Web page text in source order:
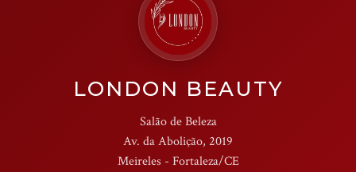
LONDON BEAUTY
Salão de Beleza
Av. da Abolição, 2019
Meireles - Fortaleza/CE